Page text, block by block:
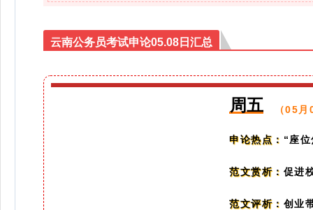
云南公务员考试申论05.08日汇总
周五 （05
申论热点： “座
范文赏析： 促进
范文评析： 创业